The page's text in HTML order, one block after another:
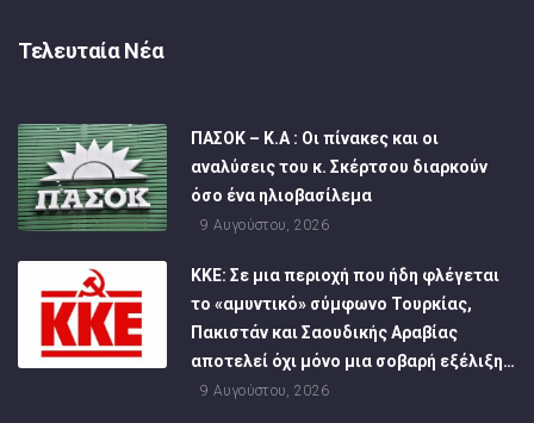
Τελευταία Νέα
ΠΑΣΟΚ – Κ.Α : Οι πίνακες και οι
αναλύσεις του κ. Σκέρτσου διαρκούν
όσο ένα ηλιοβασίλεμα
9 Αυγούστου, 2026
ΚΚΕ: Σε μια περιοχή που ήδη φλέγεται
το «αμυντικό» σύμφωνο Τουρκίας,
Πακιστάν και Σαουδικής Αραβίας
αποτελεί όχι μόνο μια σοβαρή εξέλιξη…
9 Αυγούστου, 2026